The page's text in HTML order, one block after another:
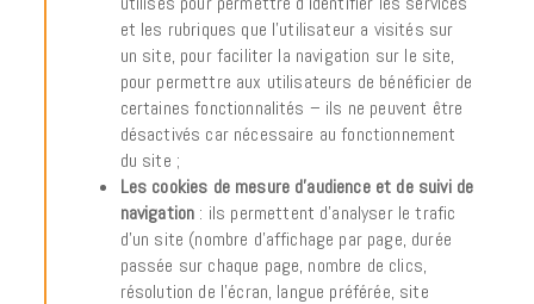
et les rubriques que l’utilisateur a visités sur
un site, pour faciliter la navigation sur le site,
pour permettre aux utilisateurs de bénéficier de
certaines fonctionnalités – ils ne peuvent être
désactivés car nécessaire au fonctionnement
du site ;
Les cookies de mesure d’audience et de suivi de
navigation : ils permettent d’analyser le trafic
d’un site (nombre d’affichage par page, durée
passée sur chaque page, nombre de clics,
résolution de l’écran, langue préférée, site